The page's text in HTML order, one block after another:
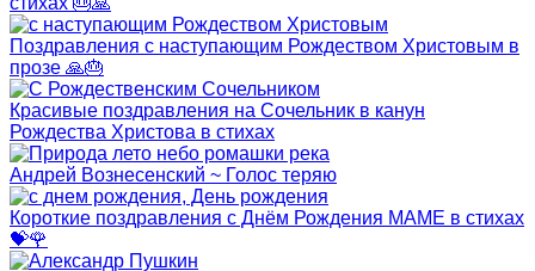
Поздравления с наступающим Рождеством Христовым в
прозе 🙏🎂
Красивые поздравления на Сочельник в канун
Рождества Христова в стихах
Андрей Вознесенский ~ Голос теряю
Короткие поздравления с Днём Рождения МАМЕ в стихах
💝🌹